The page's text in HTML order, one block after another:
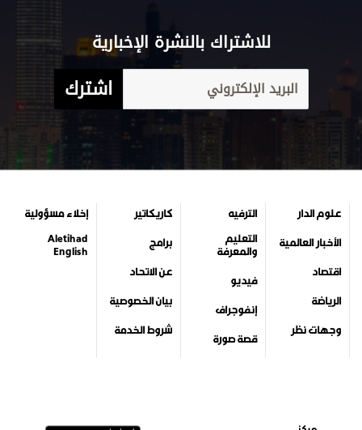
للاشتراك بالنشرة الإخبارية
اشترك
علوم الدار
الأخبار العالمية
اقتصاد
الرياضة
وجهات نظر
الترفيه
التعليم
والمعرفة
فيديو
إنفوجراف
قصة صورة
كاريكاتير
برامج
عن الاتحاد
بيان الخصوصية
شروط الخدمة
إخلاء مسؤولية
Aletihad
English